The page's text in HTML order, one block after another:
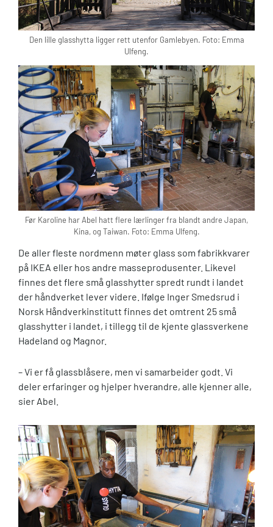
Den lille glasshytta ligger rett utenfor Gamlebyen. Foto: Emma
Ulfeng.
Før Karoline har Abel hatt flere lærlinger fra blandt andre Japan,
Kina, og Taiwan. Foto: Emma Ulfeng.
De aller fleste nordmenn møter glass som fabrikkvarer
på IKEA eller hos andre masseprodusenter. Likevel
finnes det flere små glasshytter spredt rundt i landet
der håndverket lever videre. Ifølge Inger Smedsrud i
Norsk Håndverkinstitutt finnes det omtrent 25 små
glasshytter i landet, i tillegg til de kjente glassverkene
Hadeland og Magnor.
– Vi er få glassblåsere, men vi samarbeider godt. Vi
deler erfaringer og hjelper hverandre, alle kjenner alle,
sier Abel.